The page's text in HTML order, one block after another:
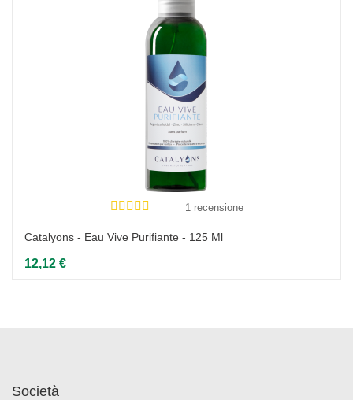
1 recensione
Catalyons - Eau Vive Purifiante - 125 Ml
12,12 €
Società